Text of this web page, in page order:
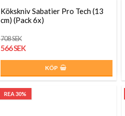
Kökskniv Sabatier Pro Tech (13
cm) (Pack 6x)
708 SEK
566 SEK
KÖP
REA 30%